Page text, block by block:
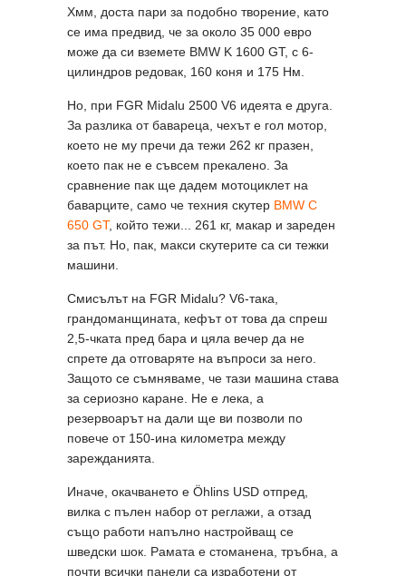
Хмм, доста пари за подобно творение, като
се има предвид, че за около 35 000 евро
може да си вземете BMW K 1600 GT, с 6-
цилиндров редовак, 160 коня и 175 Нм.
Но, при FGR Midalu 2500 V6 идеята е друга.
За разлика от бавареца, чехът е гол мотор,
което не му пречи да тежи 262 кг празен,
което пак не е съвсем прекалено. За
сравнение пак ще дадем мотоциклет на
баварците, само че техния скутер BMW C
650 GT, който тежи... 261 кг, макар и зареден
за път. Но, пак, макси скутерите са си тежки
машини.
Смисълът на FGR Midalu? V6-така,
грандоманщината, кефът от това да спреш
2,5-чката пред бара и цяла вечер да не
спрете да отговаряте на въпроси за него.
Защото се съмняваме, че тази машина става
за сериозно каране. Не е лека, а
резервоарът на дали ще ви позволи по
повече от 150-ина километра между
зарежданията.
Иначе, окачването е Öhlins USD отпред,
вилка с пълен набор от реглажи, а отзад
също работи напълно настройващ се
шведски шок. Рамата е стоманена, тръбна, а
почти всички панели са изработени от